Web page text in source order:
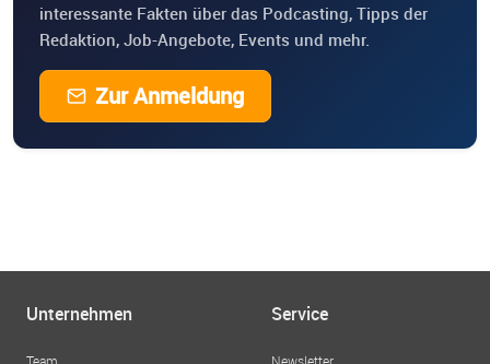
interessante Fakten über das Podcasting, Tipps der
Redaktion, Job-Angebote, Events und mehr.
Zur Anmeldung
Unternehmen Service